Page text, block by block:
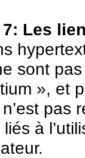
Les
sont
», et
pas
liés à